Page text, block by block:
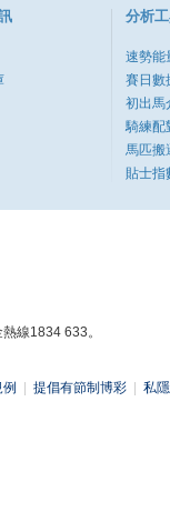
分析
速勢能
賽日數
初出馬
騎練配
馬匹搬
貼士指
線1834 633。
提倡有節制博彩 私